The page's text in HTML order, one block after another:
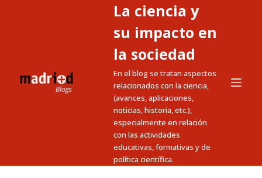
n
La ciencia y
su impacto en
la sociedad
En el blog se tratan aspectos
relacionados con la ciencia,
(avances, aplicaciones,
noticias, historia, etc.),
especialmente en relación
con las actividades
educativas, formativas y de
política científica.